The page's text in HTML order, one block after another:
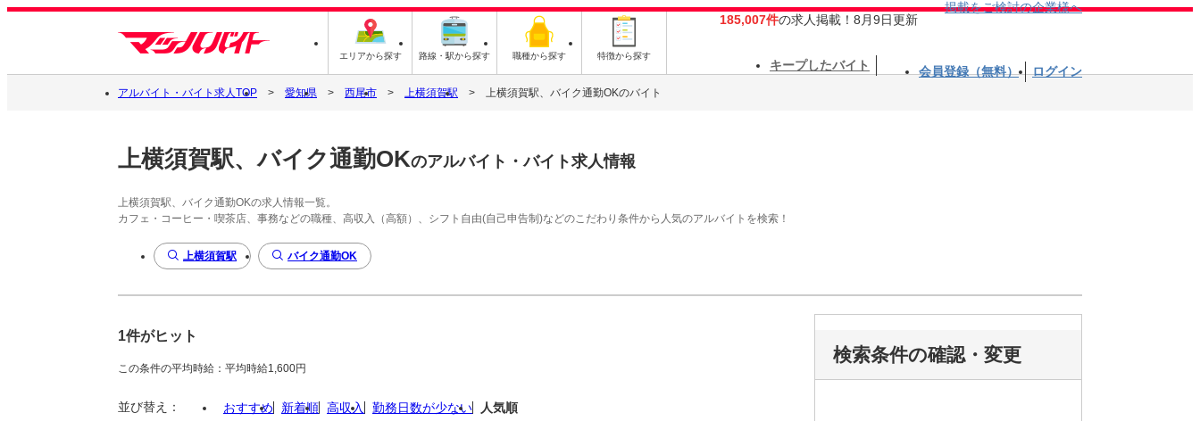
エリアから探す 路線・駅から探す 職種から探す 特徴から探す
185,007件の求人掲載！8月9日更新
掲載をご検討の企業様へ
キープしたバイト 会員登録（無料） ログイン
アルバイト・バイト求人TOP 愛知県 西尾市 上横須賀駅 上横須賀駅、バイク通勤OKのバイト
上横須賀駅、バイク通勤OKのアルバイト・バイト求人情報
上横須賀駅、バイク通勤OKの求人情報一覧。
カフェ・コーヒー・喫茶店、事務などの職種、高収入（高額）、シフト自由(自己申告制)などのこだわり条件から人気のアルバイトを検索！
上横須賀駅 バイク通勤OK
1件がヒット
この条件の平均時給：平均時給1,600円
並び替え： おすすめ 新着順 高収入 勤務日数が少ない 人気順
検索条件の確認・変更